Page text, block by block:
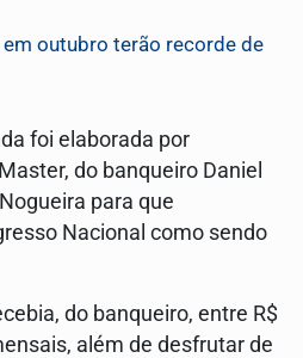
outubro terão recorde de
foi elaborada por
do banqueiro Daniel
para que
Nacional como sendo
do banqueiro, entre R$
além de desfrutar de